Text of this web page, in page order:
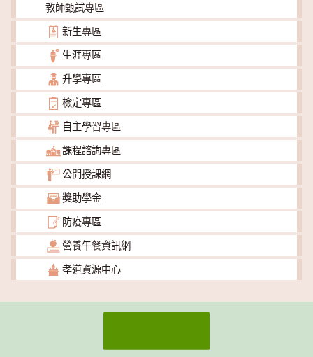
教師甄試專區
新生專區
生涯專區
升學專區
檢定專區
自主學習專區
課程諮詢專區
公開授課網
獎助學金
防疫專區
營養午餐資訊網
孝道資源中心